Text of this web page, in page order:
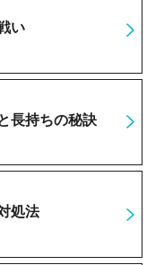
い
長持ちの秘訣
処法